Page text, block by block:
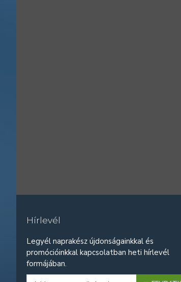
Hírlevél
Legyél naprakész újdonságainkkal és
promócióinkkal kapcsolatban heti hírlevél
formájában.